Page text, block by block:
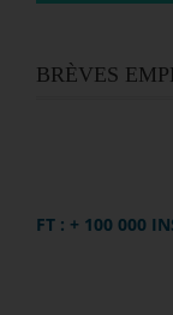
BRÈVES
FT : + 100 000